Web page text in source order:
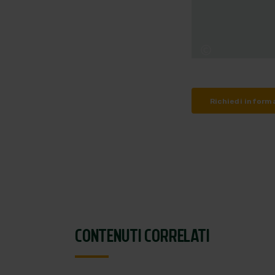
Richiedi
CONTENUTI CORRELATI